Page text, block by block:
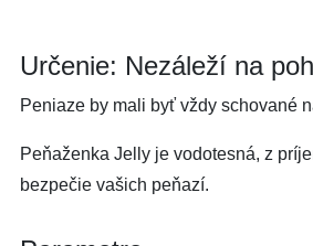
Určenie: Nezáleží na
Peniaze by mali byť vždy schované
Peňaženka Jelly je vodotesná, z
bezpečie vašich peňazí.